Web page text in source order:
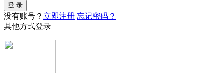
没有账号？ 立即注册 忘记密码？
其他方式登录